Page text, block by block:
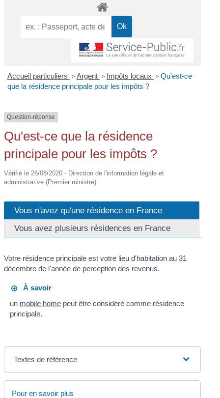
Accueil particuliers > Argent > Impôts locaux > Qu'est-ce
que la résidence principale pour les impôts ?
Question-réponse
Qu'est-ce que la résidence
principale pour les impôts ?
Vérifié le 26/08/2020 - Direction de l'information légale et
administrative (Premier ministre)
Vous n'avez qu'une résidence en France
Vous avez plusieurs résidences en France
Votre résidence principale est votre lieu d'habitation au 31
décembre de l'année de perception des revenus.
À savoir
un mobile homepeut être considéré comme résidence
principale.
Textes de référence
Pour en savoir plus